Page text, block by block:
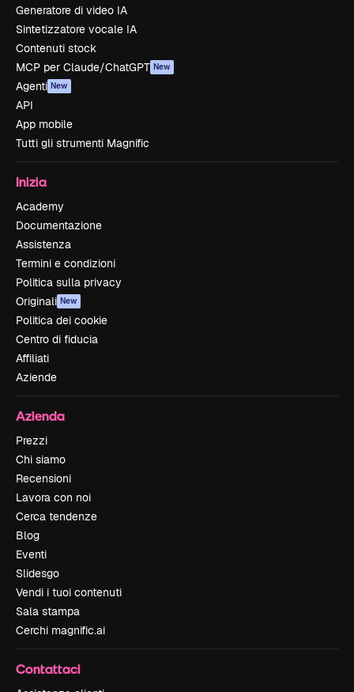
Generatore di video IA
Sintetizzatore vocale IA
Contenuti stock
MCP per Claude/ChatGPT New
Agenti New
API
App mobile
Tutti gli strumenti Magnific
Inizia
Academy
Documentazione
Assistenza
Termini e condizioni
Politica sulla privacy
Originali New
Politica dei cookie
Centro di fiducia
Affiliati
Aziende
Azienda
Prezzi
Chi siamo
Recensioni
Lavora con noi
Cerca tendenze
Blog
Eventi
Slidesgo
Vendi i tuoi contenuti
Sala stampa
Cerchi magnific.ai
Contattaci